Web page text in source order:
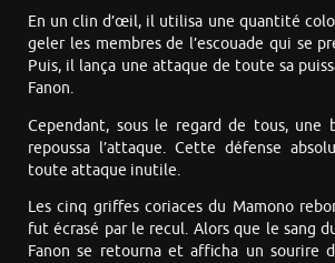
En un clin d’œil, il utilisa une quantité
geler les membres de l’escouade qui se
Puis, il lança une attaque de toute sa
Fanon.
Cependant, sous le regard de tous, une
repoussa l’attaque. Cette défense
toute attaque inutile.
Les cinq griffes coriaces du Mamono
fut écrasé par le recul. Alors que le sang
Fanon se retourna et afficha un sourire